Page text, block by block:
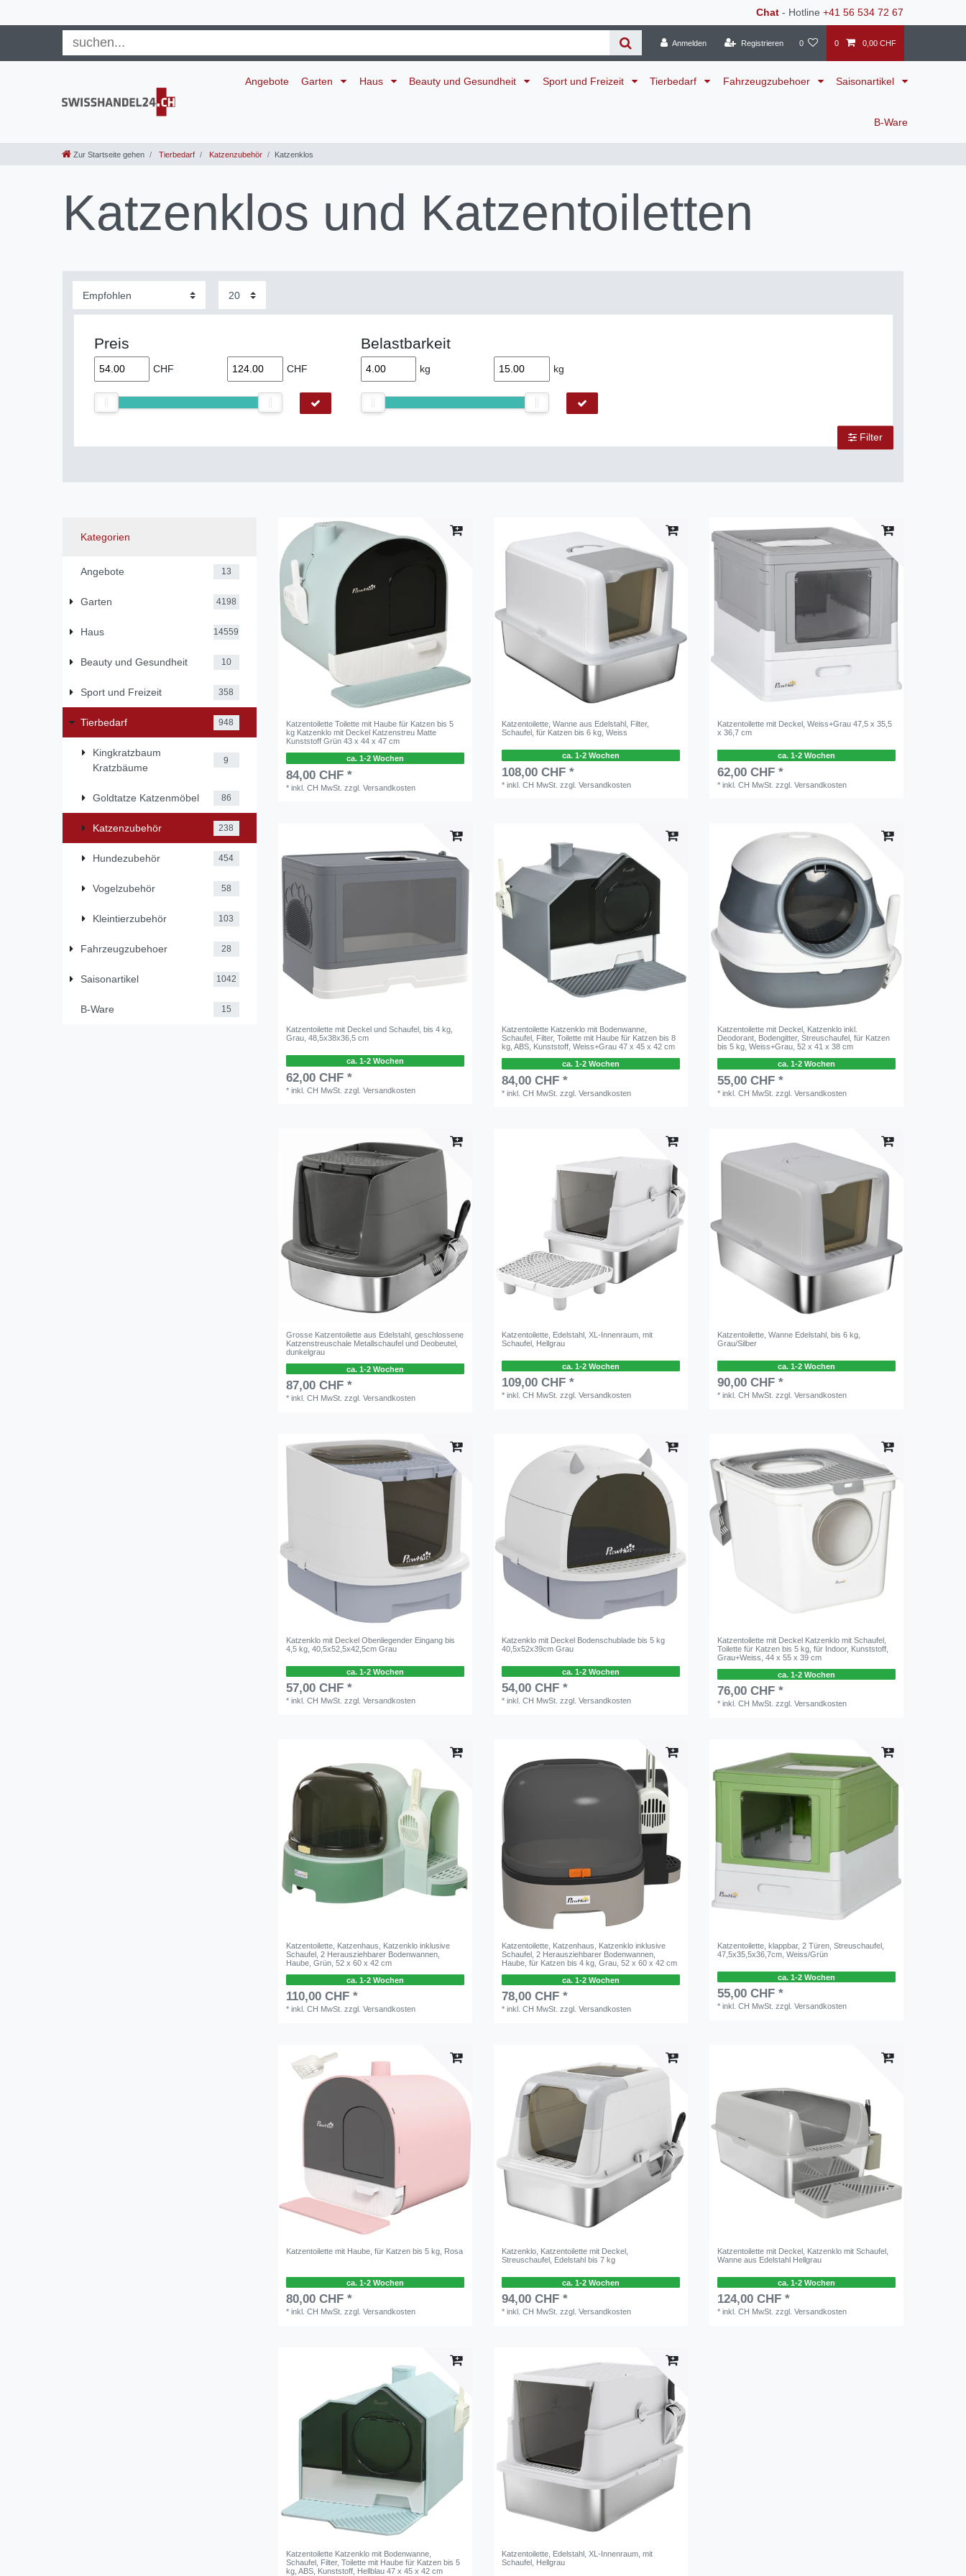
Chat - Hotline +41 56 534 72 67
Anmelden Registrieren 0 0 0,00 CHF
Angebote Garten Haus Beauty und Gesundheit Sport und Freizeit Tierbedarf Fahrzeugzubehoer Saisonartikel
B-Ware
Zur Startseite gehen Tierbedarf Katzenzubehör Katzenklos
Katzenklos und Katzentoiletten
Preis
CHF CHF
Belastbarkeit
kg kg
Filter
Kategorien
Angebote 13
Garten 4198
Haus 14559
Beauty und Gesundheit 10
Sport und Freizeit 358
Tierbedarf 948
Kingkratzbaum
Kratzbäume
9
Goldtatze Katzenmöbel 86
Katzenzubehör 238
Hundezubehör 454
Vogelzubehör 58
Kleintierzubehör 103
Fahrzeugzubehoer 28
Saisonartikel 1042
B-Ware 15
Katzentoilette Toilette mit Haube für Katzen bis 5
kg Katzenklo mit Deckel Katzenstreu Matte
Kunststoff Grün 43 x 44 x 47 cm
ca. 1-2 Wochen
84,00 CHF *
*inkl. CH MwSt. zzgl.Versandkosten
Katzentoilette, Wanne aus Edelstahl, Filter,
Schaufel, für Katzen bis 6 kg, Weiss
ca. 1-2 Wochen
108,00 CHF *
*inkl. CH MwSt. zzgl.Versandkosten
Katzentoilette mit Deckel, Weiss+Grau 47,5 x 35,5
x 36,7 cm
ca. 1-2 Wochen
62,00 CHF *
*inkl. CH MwSt. zzgl.Versandkosten
Katzentoilette mit Deckel und Schaufel, bis 4 kg,
Grau, 48,5x38x36,5 cm
ca. 1-2 Wochen
62,00 CHF *
*inkl. CH MwSt. zzgl.Versandkosten
Katzentoilette Katzenklo mit Bodenwanne,
Schaufel, Filter, Toilette mit Haube für Katzen bis 8
kg, ABS, Kunststoff, Weiss+Grau 47 x 45 x 42 cm
ca. 1-2 Wochen
84,00 CHF *
*inkl. CH MwSt. zzgl.Versandkosten
Katzentoilette mit Deckel, Katzenklo inkl.
Deodorant, Bodengitter, Streuschaufel, für Katzen
bis 5 kg, Weiss+Grau, 52 x 41 x 38 cm
ca. 1-2 Wochen
55,00 CHF *
*inkl. CH MwSt. zzgl.Versandkosten
Grosse Katzentoilette aus Edelstahl, geschlossene
Katzenstreuschale Metallschaufel und Deobeutel,
dunkelgrau
ca. 1-2 Wochen
87,00 CHF *
*inkl. CH MwSt. zzgl.Versandkosten
Katzentoilette, Edelstahl, XL-Innenraum, mit
Schaufel, Hellgrau
ca. 1-2 Wochen
109,00 CHF *
*inkl. CH MwSt. zzgl.Versandkosten
Katzentoilette, Wanne Edelstahl, bis 6 kg,
Grau/Silber
ca. 1-2 Wochen
90,00 CHF *
*inkl. CH MwSt. zzgl.Versandkosten
Katzenklo mit Deckel Obenliegender Eingang bis
4,5 kg, 40,5x52,5x42,5cm Grau
ca. 1-2 Wochen
57,00 CHF *
*inkl. CH MwSt. zzgl.Versandkosten
Katzenklo mit Deckel Bodenschublade bis 5 kg
40,5x52x39cm Grau
ca. 1-2 Wochen
54,00 CHF *
*inkl. CH MwSt. zzgl.Versandkosten
Katzentoilette mit Deckel Katzenklo mit Schaufel,
Toilette für Katzen bis 5 kg, für Indoor, Kunststoff,
Grau+Weiss, 44 x 55 x 39 cm
ca. 1-2 Wochen
76,00 CHF *
*inkl. CH MwSt. zzgl.Versandkosten
Katzentoilette, Katzenhaus, Katzenklo inklusive
Schaufel, 2 Herausziehbarer Bodenwannen,
Haube, Grün, 52 x 60 x 42 cm
ca. 1-2 Wochen
110,00 CHF *
*inkl. CH MwSt. zzgl.Versandkosten
Katzentoilette, Katzenhaus, Katzenklo inklusive
Schaufel, 2 Herausziehbarer Bodenwannen,
Haube, für Katzen bis 4 kg, Grau, 52 x 60 x 42 cm
ca. 1-2 Wochen
78,00 CHF *
*inkl. CH MwSt. zzgl.Versandkosten
Katzentoilette, klappbar, 2 Türen, Streuschaufel,
47,5x35,5x36,7cm, Weiss/Grün
ca. 1-2 Wochen
55,00 CHF *
*inkl. CH MwSt. zzgl.Versandkosten
Katzentoilette mit Haube, für Katzen bis 5 kg, Rosa
ca. 1-2 Wochen
80,00 CHF *
*inkl. CH MwSt. zzgl.Versandkosten
Katzenklo, Katzentoilette mit Deckel,
Streuschaufel, Edelstahl bis 7 kg
ca. 1-2 Wochen
94,00 CHF *
*inkl. CH MwSt. zzgl.Versandkosten
Katzentoilette mit Deckel, Katzenklo mit Schaufel,
Wanne aus Edelstahl Hellgrau
ca. 1-2 Wochen
124,00 CHF *
*inkl. CH MwSt. zzgl.Versandkosten
Katzentoilette Katzenklo mit Bodenwanne,
Schaufel, Filter, Toilette mit Haube für Katzen bis 5
kg, ABS, Kunststoff, Hellblau 47 x 45 x 42 cm
Katzentoilette, Edelstahl, XL-Innenraum, mit
Schaufel, Hellgrau